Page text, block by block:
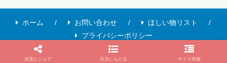
ホーム お問い合わせ
ほしい物リスト
プライバシーポリシー
© 2019-2026 こども仏教情報.
友達とシェア 目次にもどる サイド情報